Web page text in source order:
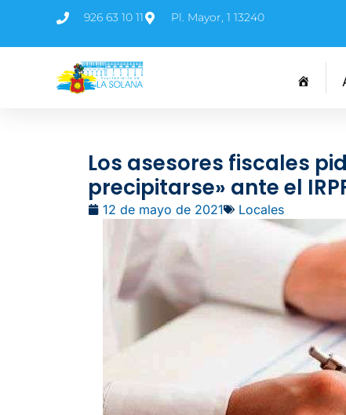
926 63 10 11 Pl. Mayor, 1 13240
Los asesores fiscales
precipitarse» ante el
12 de mayo de 2021 Locales